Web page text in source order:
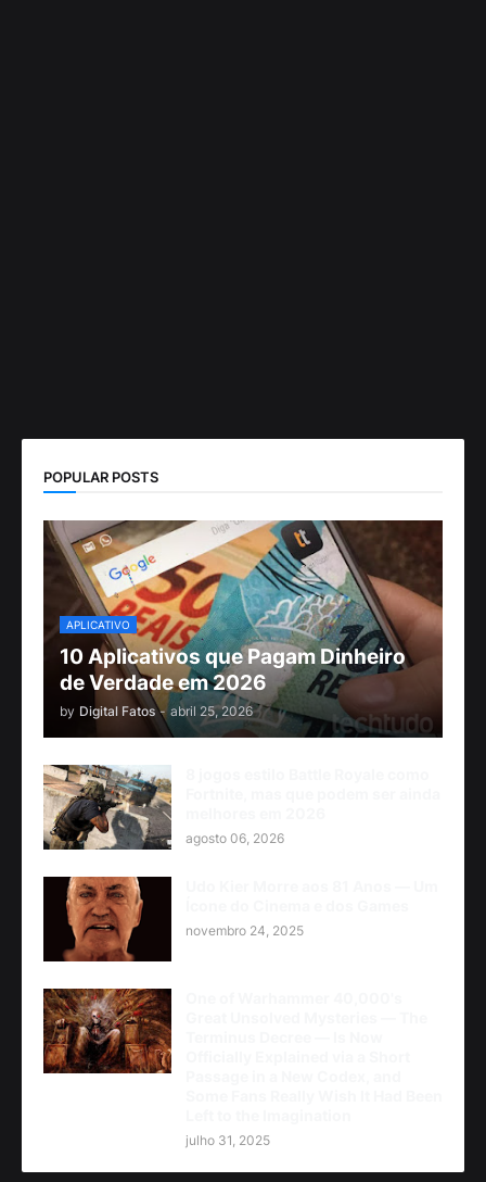
POPULAR POSTS
APLICATIVO
10 Aplicativos que Pagam Dinheiro
de Verdade em 2026
by Digital Fatos - abril 25, 2026
agosto 06, 2026
novembro 24, 2025
julho 31, 2025